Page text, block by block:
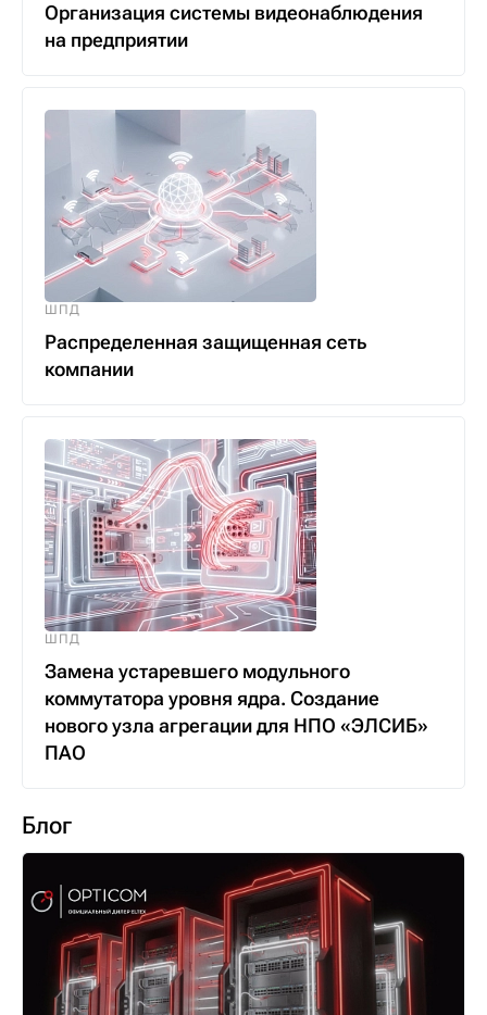
Организация системы видеонаблюдения
на предприятии
ШПД
Распределенная защищенная сеть
компании
ШПД
Замена устаревшего модульного
коммутатора уровня ядра. Создание
нового узла агрегации для НПО «ЭЛСИБ»
ПАО
Блог